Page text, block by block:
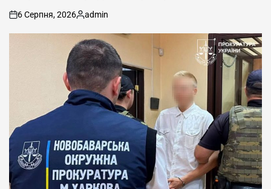
on
6 Серпня, 2026
Опубліковано
admin